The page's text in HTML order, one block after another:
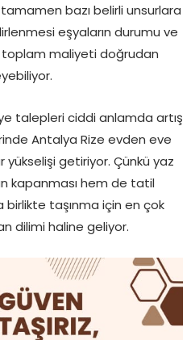
bazı belirli unsurlara
eşyaların durumu ve
maliyeti doğrudan
talepleri ciddi anlamda artış
Antalya Rize evden eve
yükselişi getiriyor. Çünkü yaz
kapanması hem de tatil
birlikte taşınma için en çok
dilimi haline geliyor.